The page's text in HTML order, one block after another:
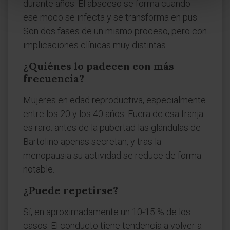
durante años. El absceso se forma cuando
ese moco se infecta y se transforma en pus.
Son dos fases de un mismo proceso, pero con
implicaciones clínicas muy distintas.
¿Quiénes lo padecen con más
frecuencia?
Mujeres en edad reproductiva, especialmente
entre los 20 y los 40 años. Fuera de esa franja
es raro: antes de la pubertad las glándulas de
Bartolino apenas secretan, y tras la
menopausia su actividad se reduce de forma
notable.
¿Puede repetirse?
Sí, en aproximadamente un 10-15 % de los
casos. El conducto tiene tendencia a volver a